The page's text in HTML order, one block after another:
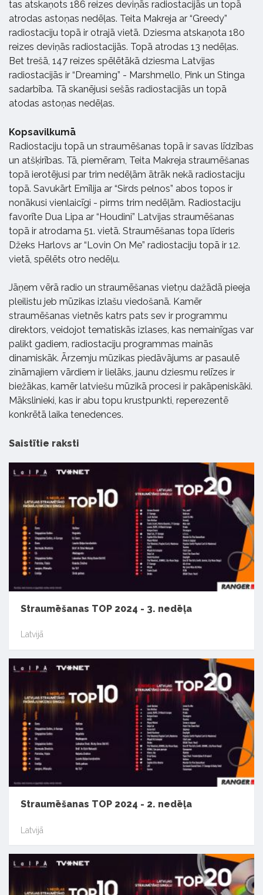
tas atskaņots 186 reizes deviņās radiostacijās un topā
atrodas astoņas nedēļas. Teita Makreja ar “Greedy”
radiostaciju topā ir otrajā vietā. Dziesma atskaņota 180
reizes deviņās radiostacijās. Topā atrodas 13 nedēļas.
Bet trešā, 147 reizes spēlētākā dziesma Latvijas
radiostacijās ir “Dreaming” - Marshmello, Pink un Stinga
sadarbība. Tā skanējusi sešās radiostacijās un topā
atodas astoņas nedēļas.
Kopsavilkumā
Radiostaciju topā un straumēšanas topā ir savas līdzības
un atšķirības. Tā, piemēram, Teita Makreja straumēšanas
topā ierotējusi par trim nedēļām ātrāk nekā radiostaciju
topā. Savukārt Emīlija ar “Sirds pelnos” abos topos ir
nonākusi vienlaicīgi - pirms trim nedēļām. Radiostaciju
favorīte Dua Lipa ar “Houdini” Latvijas straumēšanas
topā ir atrodama 51. vietā. Straumēšanas topa līderis
Džeks Harlovs ar “Lovin On Me” radiostaciju topā ir 12.
vietā, spēlēts otro nedēļu.
Jāņem vērā radio un straumēšanas vietņu dažādā pieeja
pleilistu jeb mūzikas izlašu viedošanā. Kamēr
straumēšanas vietnēs katrs pats sev ir programmu
direktors, veidojot tematiskās izlases, kas nemainīgas var
palikt gadiem, radiostaciju programmas mainās
dinamiskāk. Ārzemju mūzikas piedāvājums ar pasaulē
zināmajiem vārdiem ir lielāks, jaunu dziesmu relīzes ir
biežākas, kamēr latviešu mūzikā procesi ir pakāpeniskāki.
Mākslinieki, kas ir abu topu krustpunkti, reperezentē
konkrētā laika tenedences.
Saistītie raksti
Straumēšanas TOP 2024 - 3. nedēļa
Latvijā
Straumēšanas TOP 2024 - 2. nedēļa
Latvijā